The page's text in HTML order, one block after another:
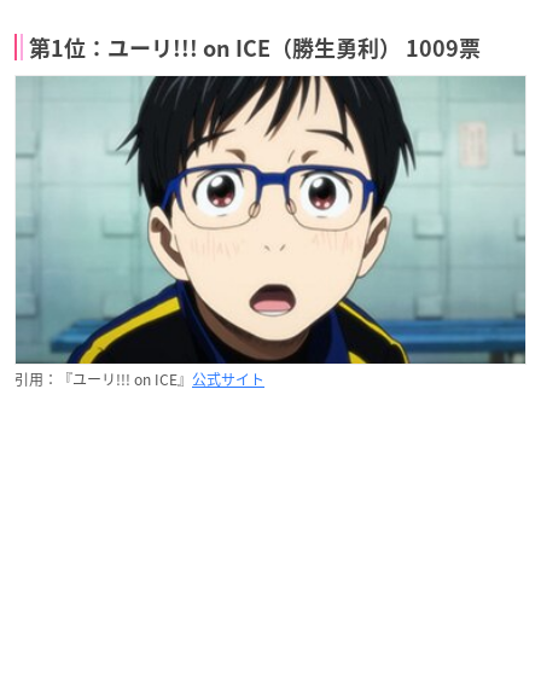
第1位：ユーリ!!! on ICE（勝生勇利） 1009票
引用：『ユーリ!!! on ICE』 公式サイト